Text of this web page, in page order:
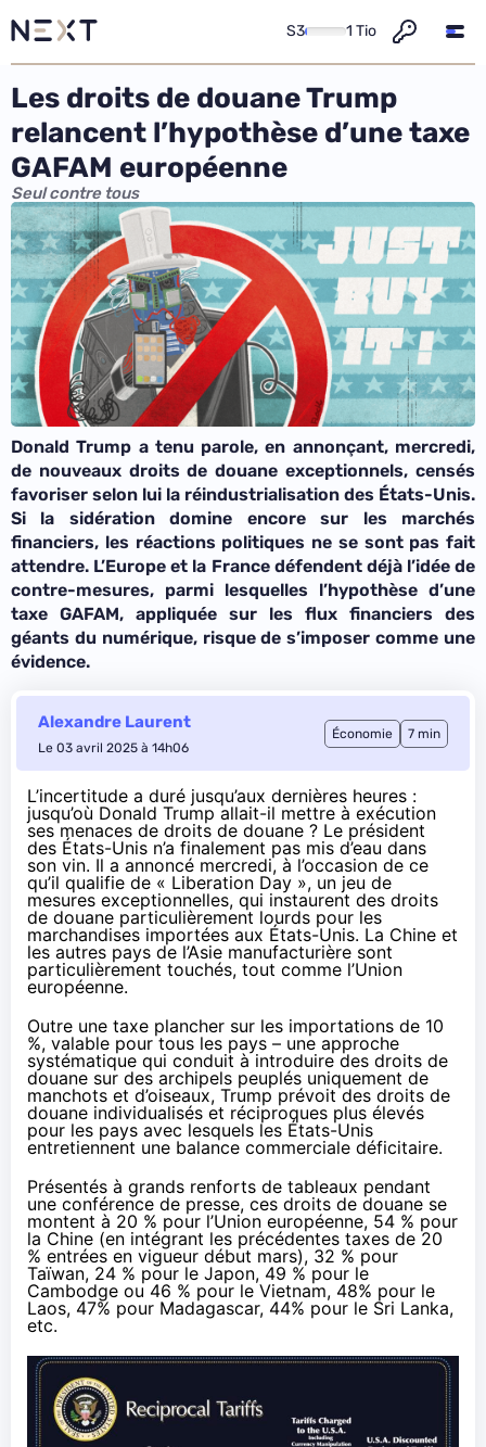
S3 1 Tio
Les droits de douane Trump
relancent l’hypothèse d’une taxe
GAFAM européenne
Seul contre tous
Donald Trump a tenu parole, en annonçant, mercredi,
de nouveaux droits de douane exceptionnels, censés
favoriser selon lui la réindustrialisation des États-Unis.
Si la sidération domine encore sur les marchés
financiers, les réactions politiques ne se sont pas fait
attendre. L’Europe et la France défendent déjà l’idée de
contre-mesures, parmi lesquelles l’hypothèse d’une
taxe GAFAM, appliquée sur les flux financiers des
géants du numérique, risque de s’imposer comme une
évidence.
Alexandre Laurent
Le 03 avril 2025 à 14h06
Économie 7 min
L’incertitude a duré jusqu’aux dernières heures :
jusqu’où Donald Trump allait-il mettre à exécution
ses menaces de droits de douane ? Le président
des États-Unis n’a finalement pas mis d’eau dans
son vin. Il a annoncé mercredi, à l’occasion de ce
qu’il qualifie de « Liberation Day », un jeu de
mesures exceptionnelles, qui instaurent des droits
de douane particulièrement lourds pour les
marchandises importées aux États-Unis. La Chine et
les autres pays de l’Asie manufacturière sont
particulièrement touchés, tout comme l’Union
européenne.
Outre une taxe plancher sur les importations de 10
%, valable pour tous les pays – une approche
systématique qui conduit à introduire des droits de
douane sur des archipels peuplés uniquement de
manchots et d’oiseaux, Trump prévoit des droits de
douane individualisés et réciproques plus élevés
pour les pays avec lesquels les États-Unis
entretiennent une balance commerciale déficitaire.
Présentés à grands renforts de tableaux pendant
une conférence de presse, ces droits de douane se
montent à 20 % pour l’Union européenne, 54 % pour
la Chine (en intégrant les précédentes taxes de 20
% entrées en vigueur début mars), 32 % pour
Taïwan, 24 % pour le Japon, 49 % pour le
Cambodge ou 46 % pour le Vietnam, 48% pour le
Laos, 47% pour Madagascar, 44% pour le Sri Lanka,
etc.